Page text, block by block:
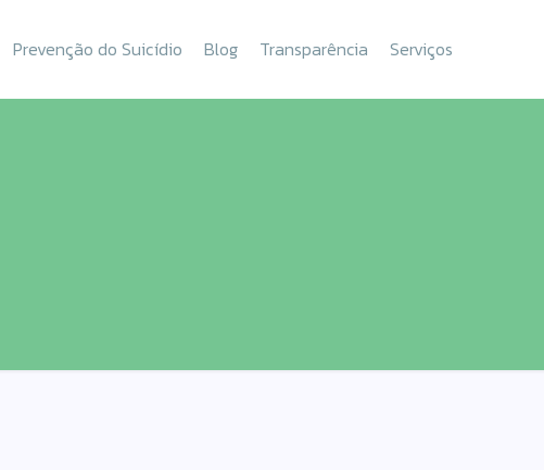
Prevenção do Suicídio Blog Transparência Serviços